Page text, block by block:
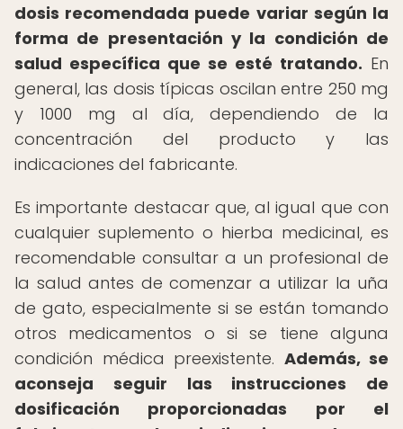
dosis recomendada puede variar según la
forma de presentación y la condición de
salud específica que se esté tratando. En
general, las dosis típicas oscilan entre 250 mg
y 1000 mg al día, dependiendo de la
concentración del producto y las
indicaciones del fabricante.
Es importante destacar que, al igual que con
cualquier suplemento o hierba medicinal, es
recomendable consultar a un profesional de
la salud antes de comenzar a utilizar la uña
de gato, especialmente si se están tomando
otros medicamentos o si se tiene alguna
condición médica preexistente. Además, se
aconseja seguir las instrucciones de
dosificación proporcionadas por el